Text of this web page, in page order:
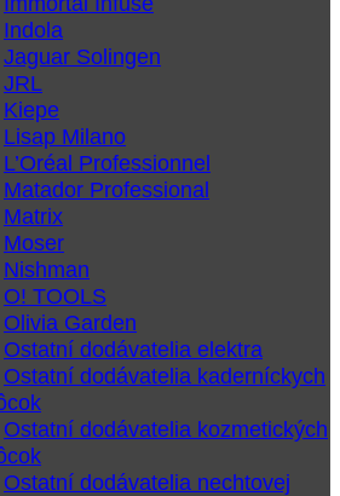
Indola
Jaguar Solingen
JRL
Kiepe
Lisap Milano
L’Oréal Professionnel
Matador Professional
Matrix
Moser
Nishman
O! TOOLS
Olivia Garden
Ostatní dodávatelia elektra
Ostatní dodávatelia kaderníckych
Ostatní dodávatelia kozmetických
Ostatní dodávatelia nechtovej